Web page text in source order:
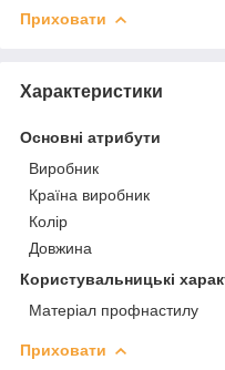
Приховати
Характеристики
Основні атрибути
Виробник
Країна виробник
Колір
Довжина
Користувальницькі
Матеріал профнастилу
Приховати